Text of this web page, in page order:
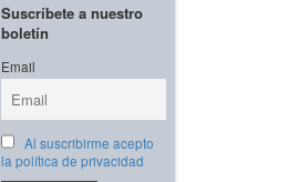
Suscríbete a nuestro
boletín
Email
Al suscribirme acepto
la política de privacidad